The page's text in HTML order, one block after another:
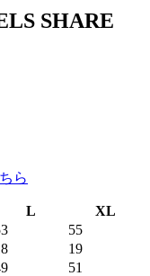
SHARE
ら
L
XL
55
19
51